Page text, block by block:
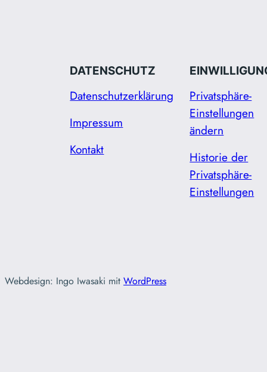
DATENSCHUTZ
Datenschutzerklärung
Impressum
Kontakt
Privatsphäre-
Einstellungen
ändern
Historie der
Privatsphäre-
Einstellungen
Webdesign: Ingo Iwasaki mit WordPress